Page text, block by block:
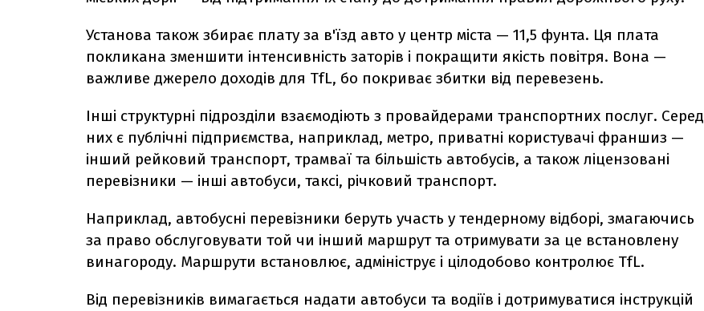
Установа також збирає плату за в'їзд авто у центр міста — 11,5 фунта. Ця плата
покликана зменшити інтенсивність заторів і покращити якість повітря. Вона —
важливе джерело доходів для TfL, бо покриває збитки від перевезень.
Інші структурні підрозділи взаємодіють з провайдерами транспортних послуг. Серед
них є публічні підприємства, наприклад, метро, приватні користувачі франшиз —
інший рейковий транспорт, трамваї та більшість автобусів, а також ліцензовані
перевізники — інші автобуси, таксі, річковий транспорт.
Наприклад, автобусні перевізники беруть участь у тендерному відборі, змагаючись
за право обслуговувати той чи інший маршрут та отримувати за це встановлену
винагороду. Маршрути встановлює, адмініструє і цілодобово контролює TfL.
Від перевізників вимагається надати автобуси та водіїв і дотримуватися інструкцій